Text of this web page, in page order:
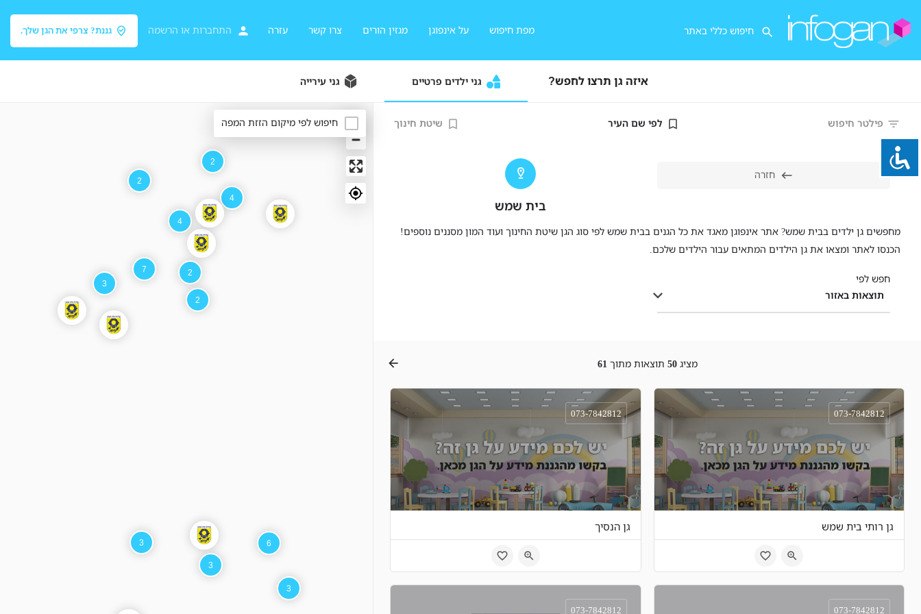
מפת חיפוש על אינפוגן מגזין הורים צרו קשר עזרה התחברות או הרשמה גננת? צרפי את הגן שלך.
איזה גן תרצו לחפש? גני ילדים פרטיים גני עירייה
פילטר חיפוש לפי שם העיר שיטת חינוך
חזרה
בית שמש
מחפשים גן ילדים בבית שמש? אתר אינפוגן מאגד את כל הגנים בבית שמש לפי סוג הגן שיטת החינוך ועוד המון מסננים נוספים!
הכנסו לאתר ומצאו את גן הילדים המתאים עבור הילדים שלכם.
תוצאות באזור
חפש לפי
מציג50 תוצאות מתוך61
גן רותי בית שמש
073-7842812
גן הנסיך
073-7842812
073-7842812
073-7842812
3
3
3
2
3 6
4
2
4
7
2
2
חיפוש לפי מיקום הזזת המפה